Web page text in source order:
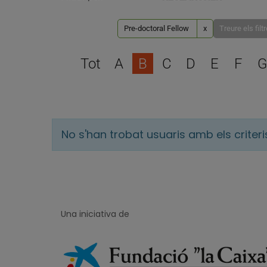
Pre-doctoral Fellow x Treure els
Tot A B C D E F G
No s'han trobat usuaris amb els
Una iniciativa de